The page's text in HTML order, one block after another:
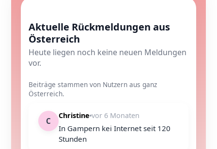
Aktuelle Rückmeldungen aus
Österreich
Heute liegen noch keine neuen Meldungen
vor.
Beiträge stammen von Nutzern aus ganz
Österreich.
C
Christine vor 6 Monaten
In Gampern kei Internet seit 120
Stunden